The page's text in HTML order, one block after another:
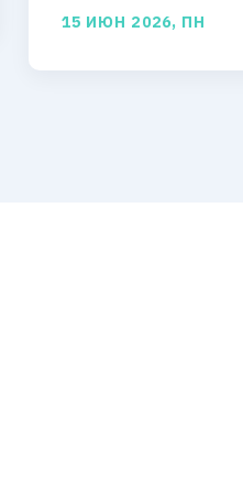
15 ИЮН 2026, ПН